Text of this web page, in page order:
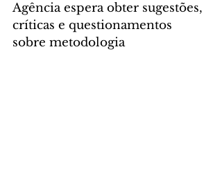
Agência espera obter sugestões,
críticas e questionamentos
sobre metodologia